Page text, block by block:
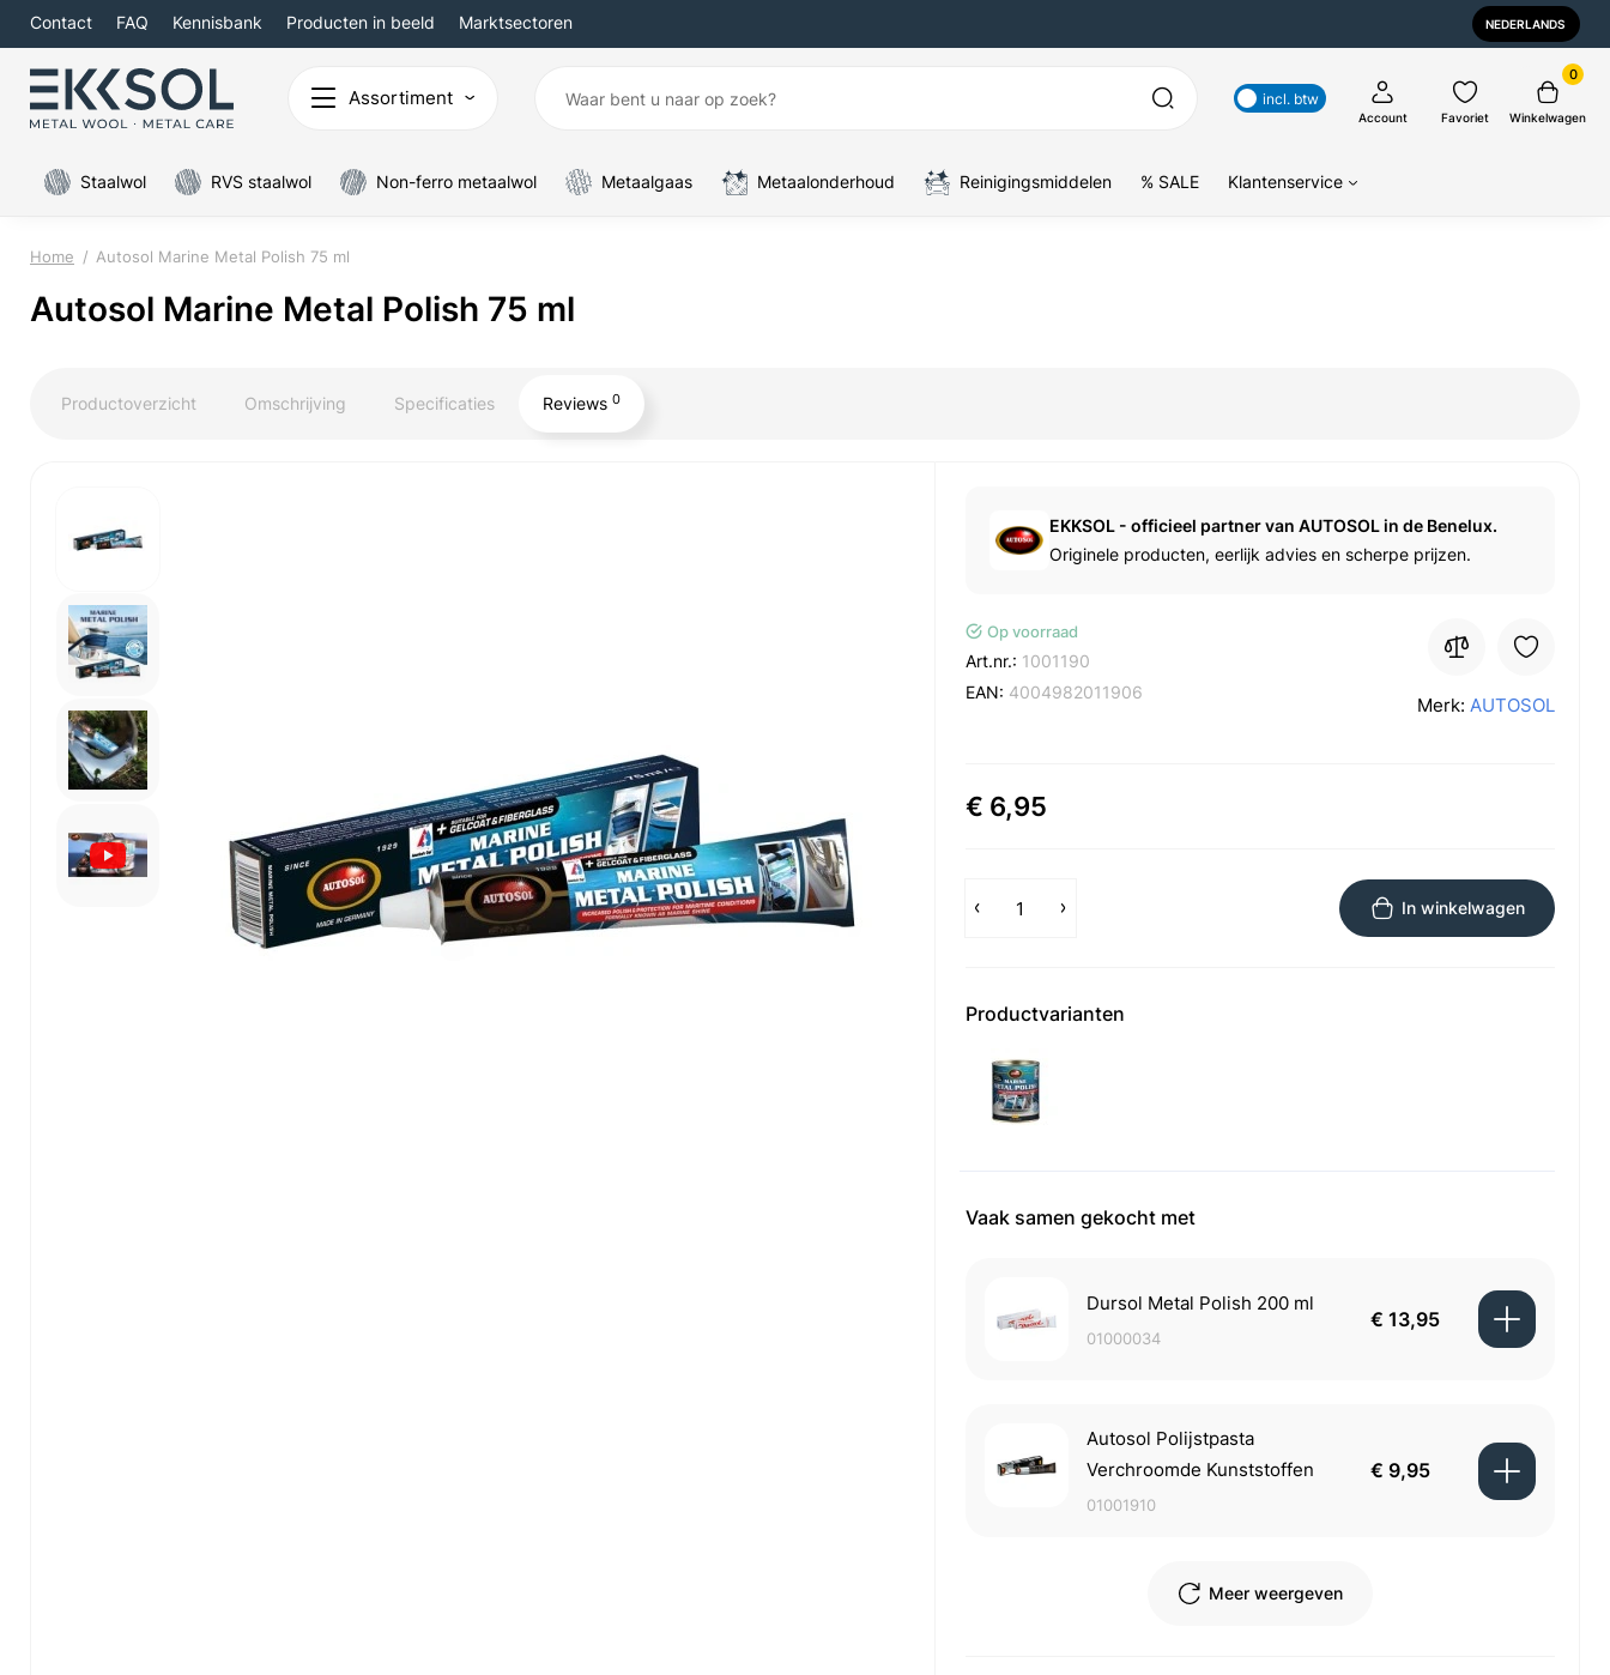
Contact FAQ Kennisbank Producten in beeld Marktsectoren NEDERLANDS
Assortiment incl. btw
Account Favoriet
0
Winkelwagen
Staalwol RVS staalwol Non-ferro metaalwol Metaalgaas Metaalonderhoud Reinigingsmiddelen % SALE Klantenservice
Home Autosol Marine Metal Polish 75 ml
Autosol Marine Metal Polish 75 ml
Productoverzicht Omschrijving Specificaties Reviews 0
EKKSOL - officieel partner van AUTOSOL in de Benelux.
Originele producten, eerlijk advies en scherpe prijzen.
Op voorraad
Art.nr.: 1001190
EAN: 4004982011906
Merk: AUTOSOL
€ 6,95
In winkelwagen
Productvarianten
Vaak samen gekocht met
Dursol Metal Polish 200 ml
01000034
€ 13,95
Autosol Polijstpasta
Verchroomde Kunststoffen
01001910
€ 9,95
Meer weergeven